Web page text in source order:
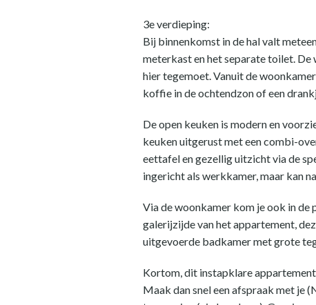
3e verdieping:
Bij binnenkomst in de hal valt
meterkast en het separate toilet.
hier tegemoet. Vanuit de
koffie in de ochtendzon of een
De open keuken is modern en
keuken uitgerust met een combi-
eettafel en gezellig uitzicht via de
ingericht als werkkamer, maar kan
Via de woonkamer kom je ook in
galerijzijde van het appartement,
uitgevoerde badkamer met grote
Kortom, dit instapklare
Maak dan snel een afspraak met je